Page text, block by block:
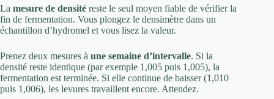
La mesure de densité reste le seul moyen fiable de vérifier la
fin de fermentation. Vous plongez le densimètre dans un
échantillon d’hydromel et vous lisez la valeur.
Prenez deux mesures à une semaine d’intervalle. Si la
densité reste identique (par exemple 1,005 puis 1,005), la
fermentation est terminée. Si elle continue de baisser (1,010
puis 1,006), les levures travaillent encore. Attendez.